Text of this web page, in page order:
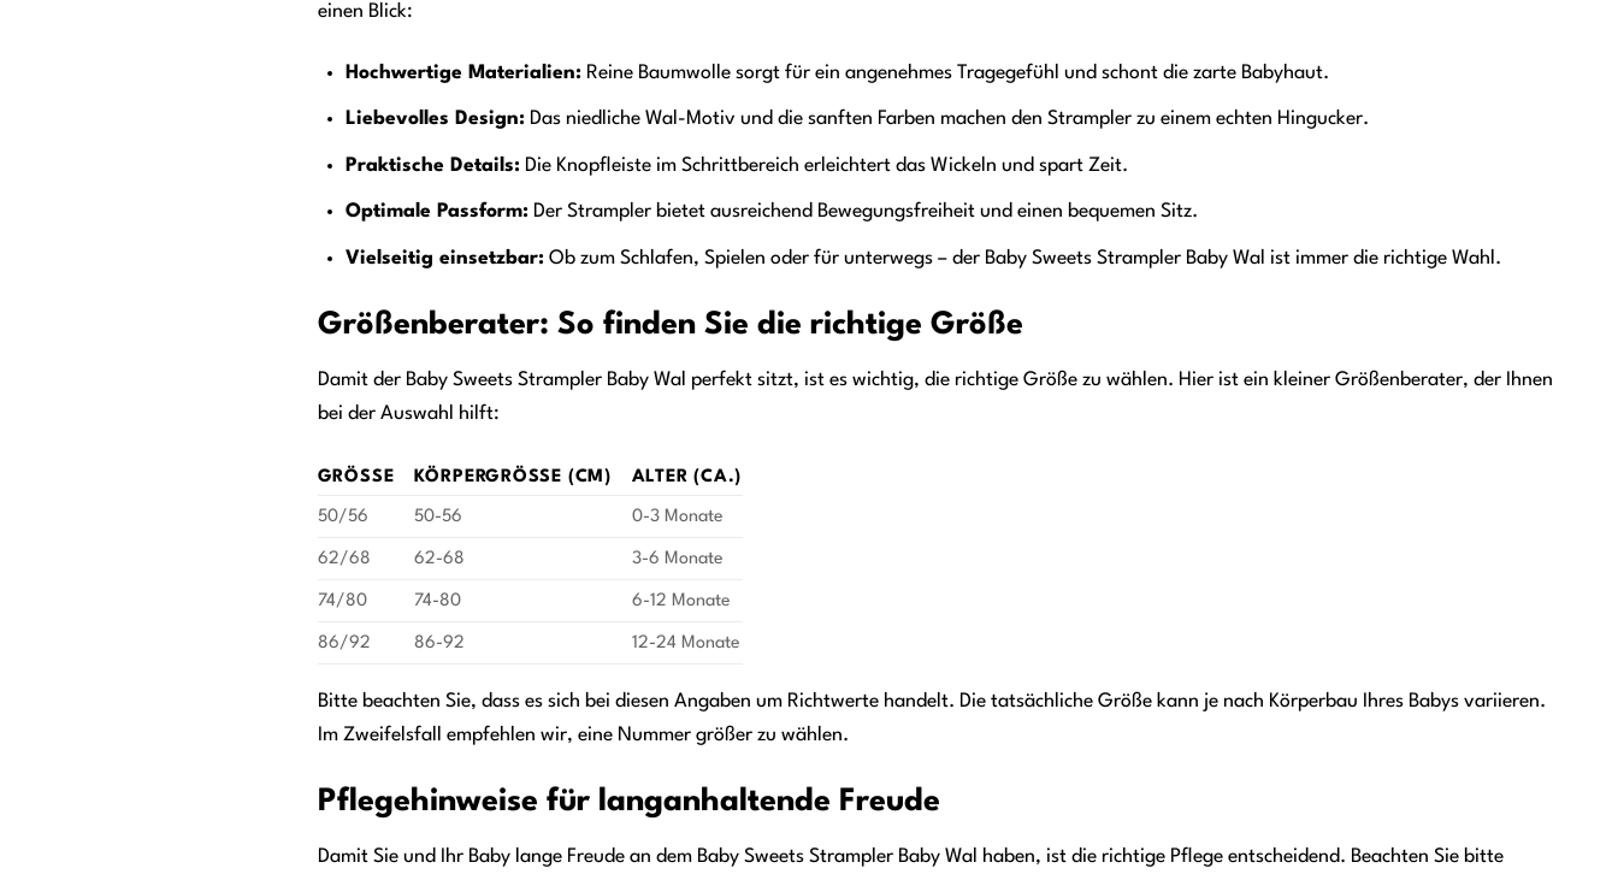
einen Blick:
Hochwertige Materialien: Reine Baumwolle sorgt für ein angenehmes Tragegefühl und schont die zarte Babyhaut.
Liebevolles Design: Das niedliche Wal-Motiv und die sanften Farben machen den Strampler zu einem echten Hingucker.
Praktische Details: Die Knopfleiste im Schrittbereich erleichtert das Wickeln und spart Zeit.
Optimale Passform: Der Strampler bietet ausreichend Bewegungsfreiheit und einen bequemen Sitz.
Vielseitig einsetzbar: Ob zum Schlafen, Spielen oder für unterwegs – der Baby Sweets Strampler Baby Wal ist immer die richtige Wahl.
Größenberater: So finden Sie die richtige Größe
Damit der Baby Sweets Strampler Baby Wal perfekt sitzt, ist es wichtig, die richtige Größe zu wählen. Hier ist ein kleiner Größenberater, der Ihnen
bei der Auswahl hilft:
GRÖSSE KÖRPERGRÖSSE (CM) ALTER (CA.)
50/56 50-56 0-3 Monate
62/68 62-68 3-6 Monate
74/80 74-80 6-12 Monate
86/92 86-92 12-24 Monate
Bitte beachten Sie, dass es sich bei diesen Angaben um Richtwerte handelt. Die tatsächliche Größe kann je nach Körperbau Ihres Babys variieren.
Im Zweifelsfall empfehlen wir, eine Nummer größer zu wählen.
Pflegehinweise für langanhaltende Freude
Damit Sie und Ihr Baby lange Freude an dem Baby Sweets Strampler Baby Wal haben, ist die richtige Pflege entscheidend. Beachten Sie bitte